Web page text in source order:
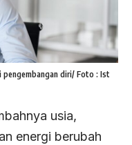
pengembangan diri/ Foto : Ist
usia,
energi berubah